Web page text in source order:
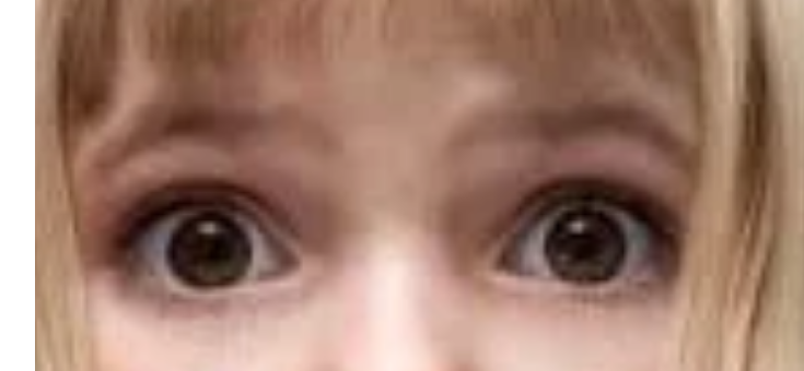
Colecionáveis
Cursos On line